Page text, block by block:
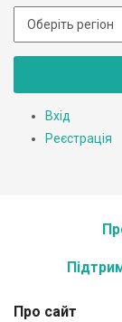
Вхід
Реєстрація
Про сайт